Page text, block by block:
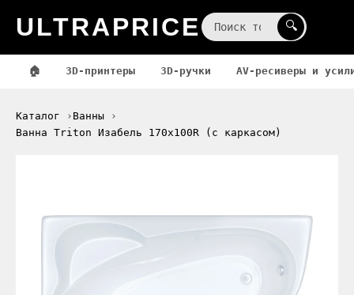
ULTRAPRICE 🔍
🏠 3D-принтеры 3D-ручки AV-ресиверы и
Каталог
Ванны
Ванна Triton Изабель 170x100R (с каркасом)